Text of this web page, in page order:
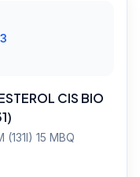
CIS BIO
(131I) 15 MBQ